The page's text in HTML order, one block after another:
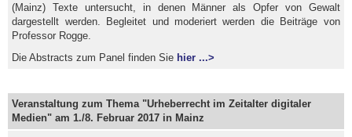
(Mainz) Texte untersucht, in denen Männer als Opfer von Gewalt
dargestellt werden. Begleitet und moderiert werden die Beiträge von
Professor Rogge.
Die Abstracts zum Panel finden Sie hier ...>
Veranstaltung zum Thema "Urheberrecht im Zeitalter digitaler
Medien" am 1./8. Februar 2017 in Mainz